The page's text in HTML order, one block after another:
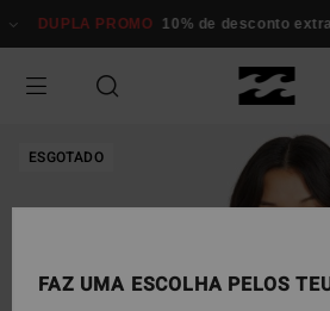
para
informação
DUPLA PROMO 10% de desconto extra
ESGOTADO
FAZ UMA ESCOLHA PELOS